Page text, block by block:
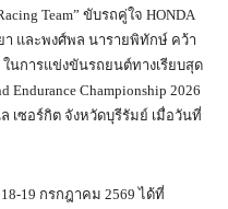
Team” ขับรถคู่ใจ HONDA
า และพงศ์พล นารายพิทักษ์ คว้า
นการแข่งขันรถยนต์ทางเรียบสุด
Championship 2026
เซอร์กิต จังหวัดบุรีรัมย์ เมื่อวันที่
19 กรกฎาคม 2569 ได้ที่